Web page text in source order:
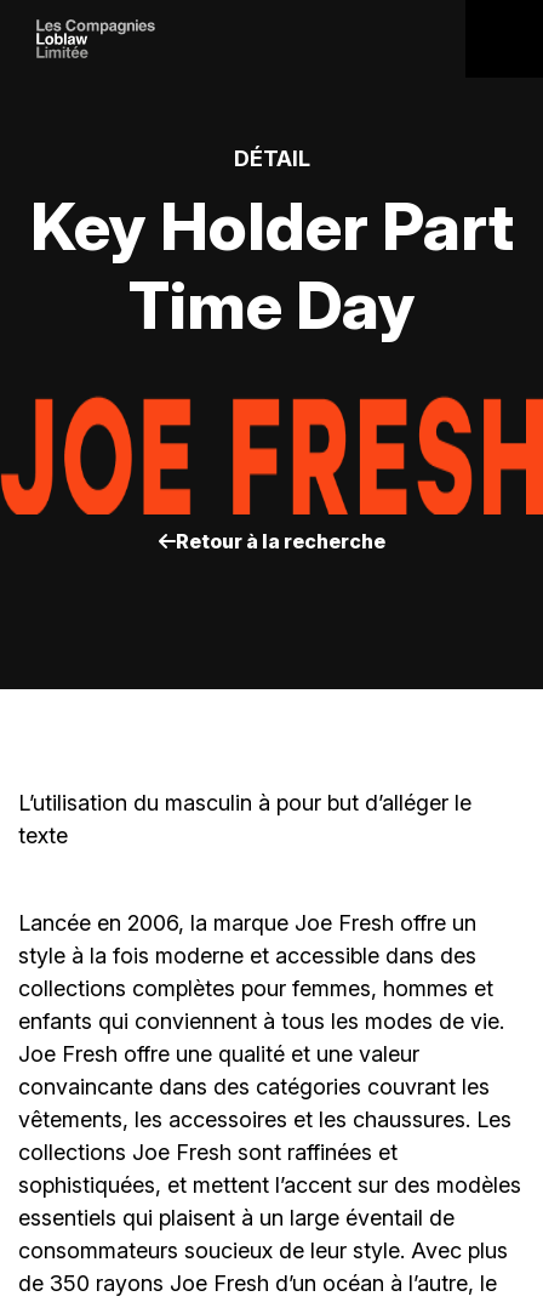
DÉTAIL
Key Holder Part
Time Day
Retour à la recherche
L’utilisation du masculin à pour but d’alléger le
texte
Lancée en 2006, la marque Joe Fresh offre un
style à la fois moderne et accessible dans des
collections complètes pour femmes, hommes et
enfants qui conviennent à tous les modes de vie.
Joe Fresh offre une qualité et une valeur
convaincante dans des catégories couvrant les
vêtements, les accessoires et les chaussures. Les
collections Joe Fresh sont raffinées et
sophistiquées, et mettent l’accent sur des modèles
essentiels qui plaisent à un large éventail de
consommateurs soucieux de leur style. Avec plus
de 350 rayons Joe Fresh d’un océan à l’autre, le